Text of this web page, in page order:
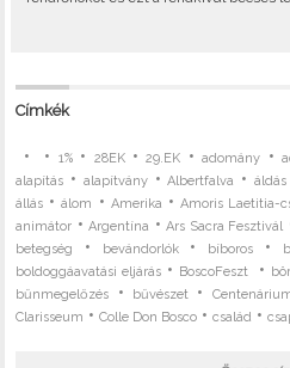
Címkék
• • 1%• 28EK•29.EK •adomány •
alapítás • alapítvány•Albertfalva •áldás
állás •álom • Amerika • Amoris Laetitia-
animátor •Argentína •Ars Sacra Fesztivál
betegség • bevándorlók• bíboros •
boldoggáavatási eljárás • BoscoFeszt •
bűnmegelőzés • bűvészet •
Clarisseum •Colle Don Bosco •család •